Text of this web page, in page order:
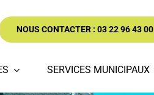
NOUS CONTACTER : 03 22 96 43 00
SERVICES MUNICIPAUX